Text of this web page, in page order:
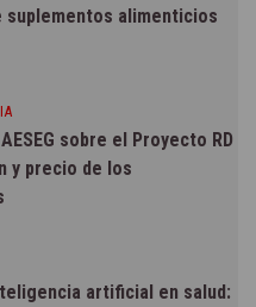
suplementos alimenticios
sobre el Proyecto RD
y precio de los
artificial en salud: